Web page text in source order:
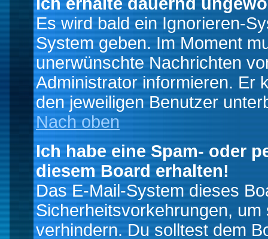
Es wird bald ein Ignorieren-
System geben. Im Moment
unerwünschte Nachrichten
Administrator informieren. Er
den jeweiligen Benutzer
Nach oben
Ich habe eine Spam- oder
diesem Board erhalten!
Das E-Mail-System dieses
Sicherheitsvorkehrungen,
verhindern. Du solltest dem